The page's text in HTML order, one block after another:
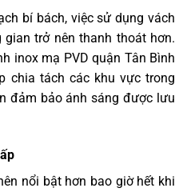
bí bách, việc sử dụng vách
trở nên thanh thoát hơn.
inox mạ PVD quận Tân Bình
chia tách các khu vực trong
đảm bảo ánh sáng được lưu
nổi bật hơn bao giờ hết khi